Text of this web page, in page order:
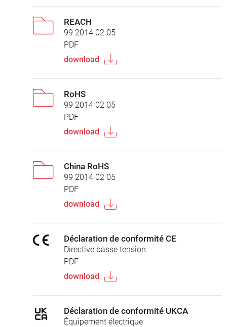
REACH
99 2014 02 05
PDF
download
RoHS
99 2014 02 05
PDF
download
China RoHS
99 2014 02 05
PDF
download
Déclaration de conformité CE
Directive basse tension
PDF
download
Déclaration de conformité UKCA
Équipement électrique